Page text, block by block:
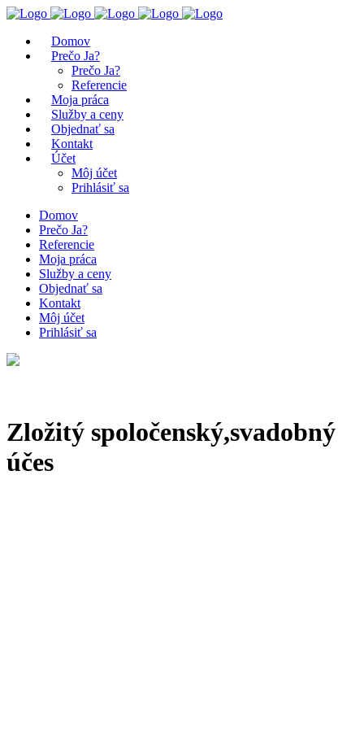
Domov
Prečo Ja?
Prečo Ja?
Referencie
Moja práca
Služby a ceny
Objednať sa
Kontakt
Účet
Môj účet
Prihlásiť sa
Domov
Prečo Ja?
Referencie
Moja práca
Služby a ceny
Objednať sa
Kontakt
Môj účet
Prihlásiť sa
Zložitý spoločenský,svadobný
účes